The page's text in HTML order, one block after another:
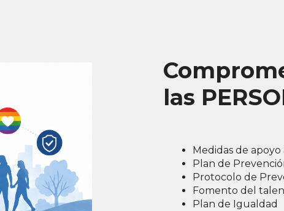
las
Medidas de apoyo
Plan de
Protocolo de
Fomento del
Plan de Igualdad